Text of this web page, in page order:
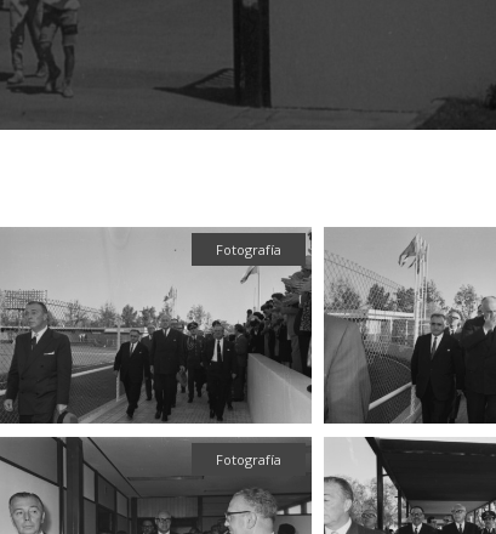
Fotografía
Fotografía